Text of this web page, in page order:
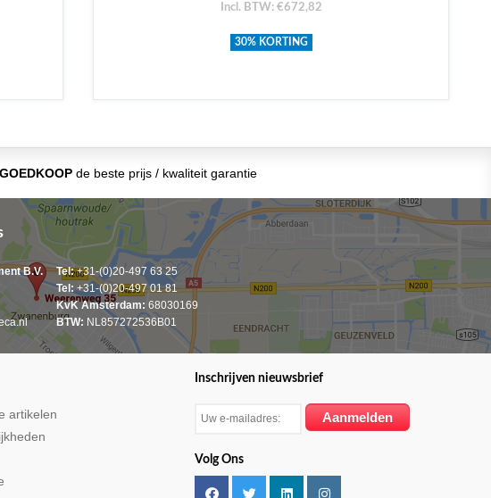
Incl. BTW: €672,82
30% KORTING
de beste prijs / kwaliteit garantie
B.V.
Tel:+31-(0)20-497 63 25
Tel:+31-(0)20-497 01 81
KvK Amsterdam: 68030169
BTW: NL857272536B01
artikelen
Inschrijven nieuwsbrief
Volg Ons